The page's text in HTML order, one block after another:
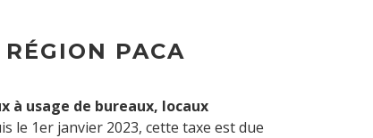
PACA
à usage de bureaux, locaux
le 1erjanvier 2023, cette taxe est due